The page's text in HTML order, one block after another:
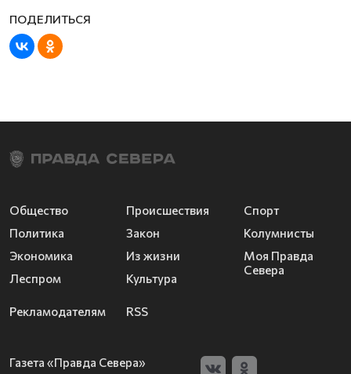
Общество
Политика
Экономика
Леспром
Происшествия
Закон
Из жизни
Культура
Спорт
Колумнисты
Моя Правда
Севера
Рекламодателям RSS
Газета «Правда Севера»